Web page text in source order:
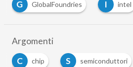
G
GlobalFoundries I intel
Argomenti
C
chip S semiconduttori